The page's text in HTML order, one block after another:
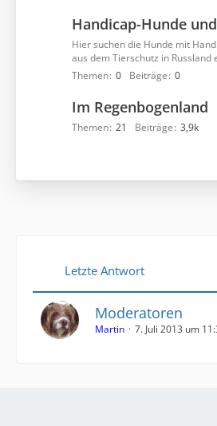
Handicap-Hunde
Hier suchen die Hunde mit
aus dem Tierschutz in Russland
Themen 0 Beiträge 0
Im Regenbogenland
Themen 21 Beiträge 3,9k
Letzte Antwort
Moderatoren
Martin 7. Juli 2013 um